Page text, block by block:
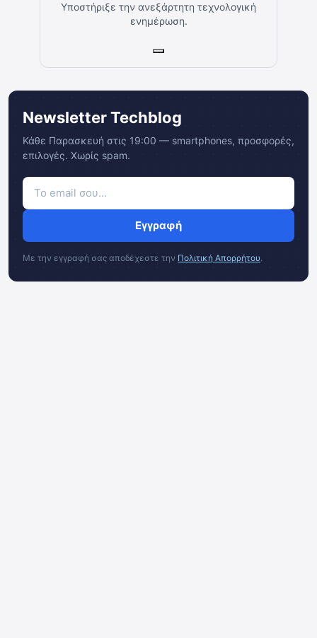
Υποστήριξε την ανεξάρτητη τεχνολογική
ενημέρωση.
Newsletter Techblog
Κάθε Παρασκευή στις 19:00 — smartphones, προσφορές,
επιλογές. Χωρίς spam.
Εγγραφή
Με την εγγραφή σας αποδέχεστε την Πολιτική Απορρήτου.